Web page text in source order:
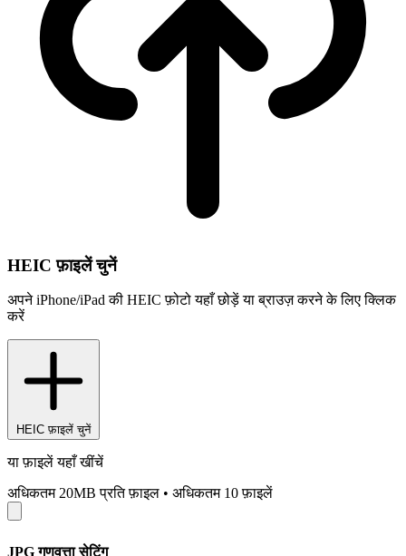
HEIC फ़ाइलें चुनें
अपने iPhone/iPad की HEIC फ़ोटो यहाँ छोड़ें या ब्राउज़ करने के लिए क्लिक
करें
HEIC फ़ाइलें चुनें
या फ़ाइलें यहाँ खींचें
अधिकतम 20MB प्रति फ़ाइल • अधिकतम 10 फ़ाइलें
JPG गुणवत्ता सेटिंग